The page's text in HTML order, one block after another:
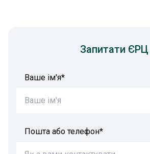
Запитати ЄРЦ
Ваше ім'я*
Пошта або телефон*